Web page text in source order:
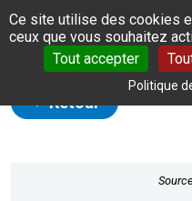
Panneau de gestion des
Ce site utilise des cookies
ceux que vous souhaitez
Tout accepter
Politique
Retour